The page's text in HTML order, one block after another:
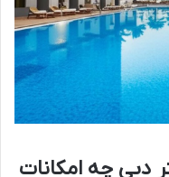
دبی چه امکانات